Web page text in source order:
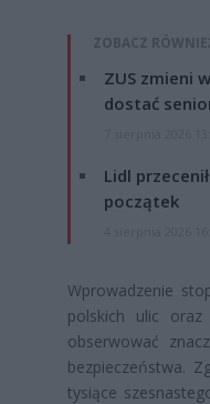
ZOBACZ
ZUS zmieni
dostać
Lidl
początek
Wprowadzenie
polskich ulic
obserwować
bezpieczeństwa.
tysiące